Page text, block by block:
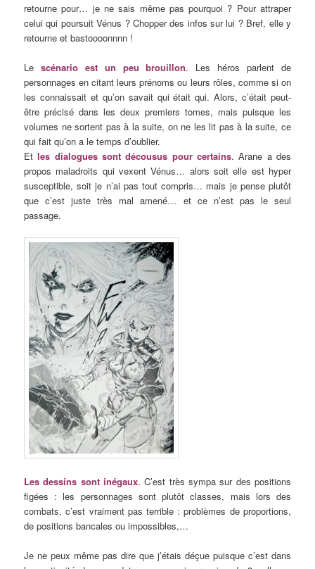
retourne pour… je ne sais même pas pourquoi ? Pour attraper
celui qui poursuit Vénus ? Chopper des infos sur lui ? Bref, elle y
retourne et bastoooonnnn !
Le scénario est un peu brouillon. Les héros parlent de
personnages en citant leurs prénoms ou leurs rôles, comme si on
les connaissait et qu’on savait qui était qui. Alors, c’était peut-
être précisé dans les deux premiers tomes, mais puisque les
volumes ne sortent pas à la suite, on ne les lit pas à la suite, ce
qui fait qu’on a le temps d’oublier.
Etles dialogues sont décousus pour certains. Arane a des
propos maladroits qui vexent Vénus… alors soit elle est hyper
susceptible, soit je n’ai pas tout compris… mais je pense plutôt
que c’est juste très mal amené… et ce n’est pas le seul
passage.
Les dessins sont inégaux. C’est très sympa sur des positions
figées : les personnages sont plutôt classes, mais lors des
combats, c’est vraiment pas terrible : problèmes de proportions,
de positions bancales ou impossibles,…
Je ne peux même pas dire que j’étais déçue puisque c’est dans